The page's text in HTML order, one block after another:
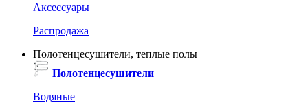
Аксессуары
Распродажа
Полотенцесушители, теплые полы
Полотенцесушители
Водяные